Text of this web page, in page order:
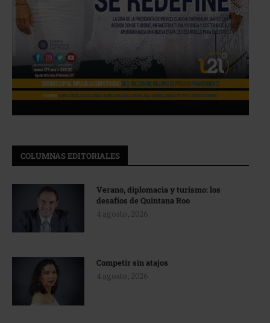
COLUMNAS EDITORIALES
Verano, diplomacia y turismo: los
desafíos de Quintana Roo
4 agosto, 2026
Competir sin atajos
4 agosto, 2026